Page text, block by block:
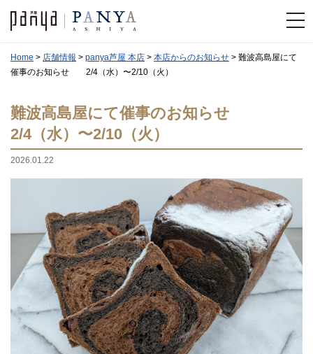
Home > 店舗情報 > panya芦屋 本店 > 本店からのお知らせ > 難波高島屋にて
催事のお知らせ 2/4（水）〜2/10（火）
難波高島屋にて催事のお知らせ
2/4（水）〜2/10（火）
2026.01.22